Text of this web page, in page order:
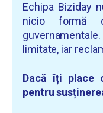
Echipa Biziday
nicio formă
limitate, iar
Dacă îți place
pentru